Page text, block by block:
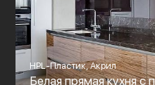
HPL-Пластик, Акрил
Белая прямая кухня с